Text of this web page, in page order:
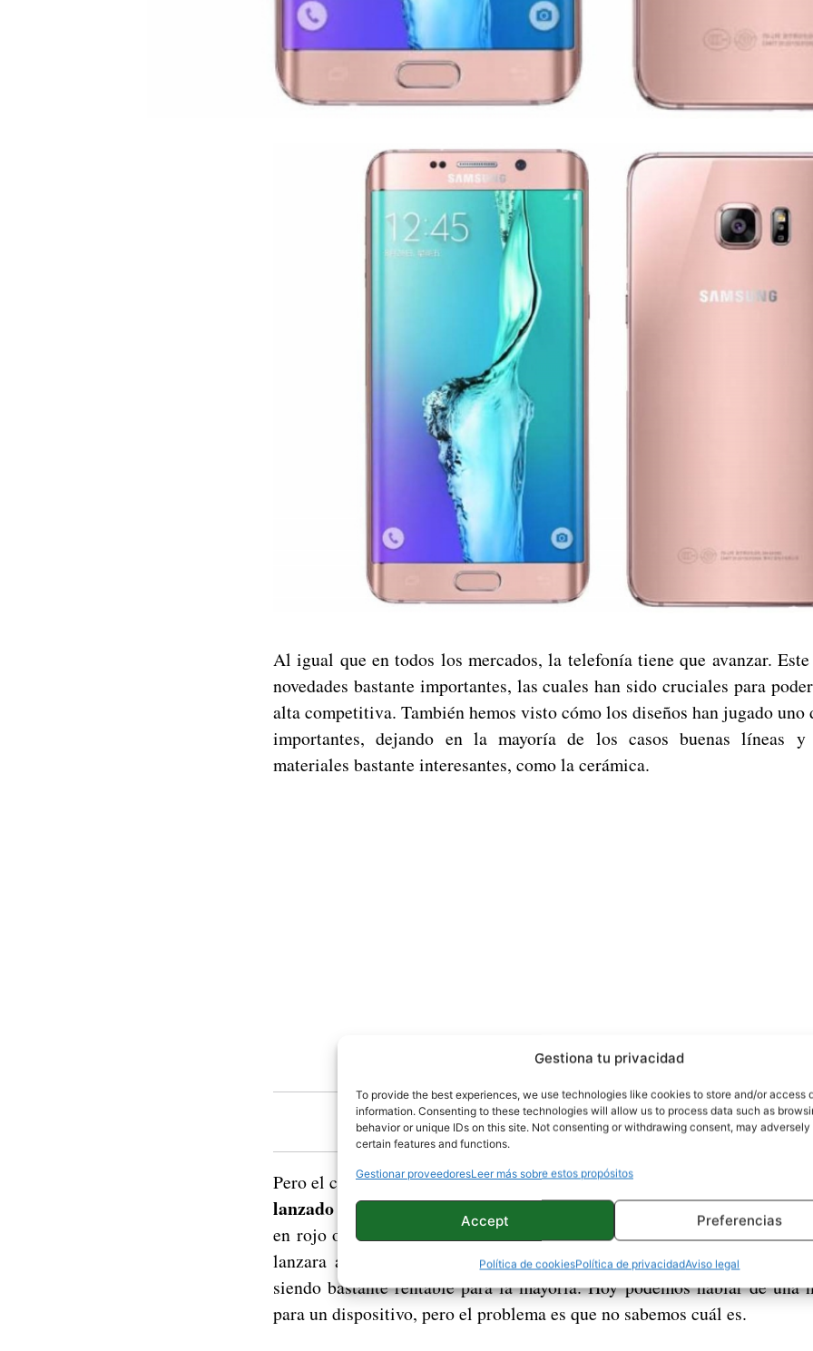
Gestiona tu privacidad
To provide the best experiences, we use technologies like cookies to store and/or access
information. Consenting to these technologies will allow us to process data such as
behavior or unique IDs on this site. Not consenting or withdrawing consent, may
certain features and functions.
Gestionar proveedoresLeer más sobre estos propósitos
Accept Preferencias
Política de cookiesPolítica de privacidadAviso legal
Al igual que en todos los mercados, la telefonía tiene que avanzar.
novedades bastante importantes, las cuales han sido cruciales para
alta competitiva. También hemos visto cómo los diseños han jugado uno
importantes, dejando en la mayoría de los casos buenas líneas y
materiales bastante interesantes, como la cerámica.
Estas son las noticias más importantes de la semana
Pero el color también es parte muy importante del diseño, y hemos visto
lanzado una versión rosa y azul de su Galaxy S7 Edge, Huawei tiene
en rojo o Meizu que lanzó su dispositivo de gama alta en color rosa.
lanzara al mercado con el rosa, todos los fabricantes han ido detrás
siendo bastante rentable para la mayoría. Hoy podemos hablar de una
para un dispositivo, pero el problema es que no sabemos cuál es.